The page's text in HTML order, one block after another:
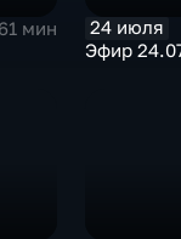
61 мин
24 июля
Эфир